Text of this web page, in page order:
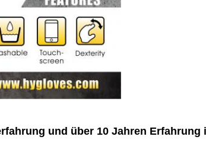
und über 10 Jahren